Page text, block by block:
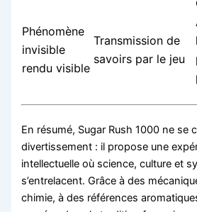
Phénomène
invisible
rendu visible
Transmission de
savoirs par le jeu
En résumé, Sugar Rush 1000 ne se
divertissement : il propose une
intellectuelle où science, culture et
s’entrelacent. Grâce à des
chimie, à des références